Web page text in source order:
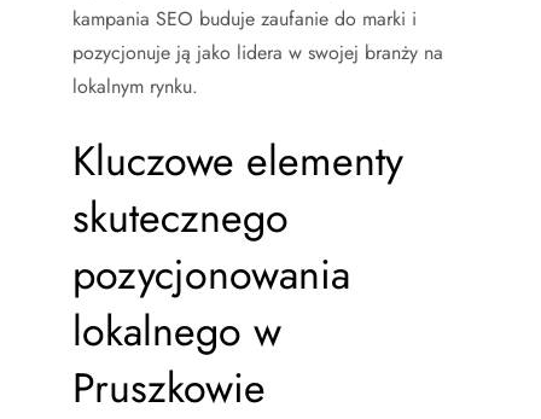
kampania SEO buduje zaufanie do marki i
pozycjonuje ją jako lidera w swojej branży na
lokalnym rynku.
Kluczowe elementy
skutecznego
pozycjonowania
lokalnego w
Pruszkowie